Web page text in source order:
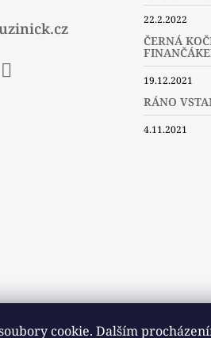
cookie. Dalším
22.2.2022
ČERNÁ
19.12.2021
RÁNO
4.11.2021